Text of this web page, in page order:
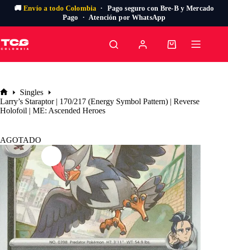
🚚Envío a todo Colombia · Pago seguro con Bre-B y Mercado
Pago · Atención por WhatsApp
al
contenido
Carro
Inicio
Singles
Larry’s Staraptor | 170/217 (Energy Symbol Pattern) | Reverse
Holofoil | ME: Ascended Heroes
AGOTADO